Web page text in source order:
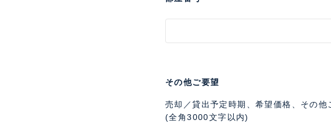
その他ご要望
売却／貸出予定時期、希望価格、その他
(全角3000文字以内)